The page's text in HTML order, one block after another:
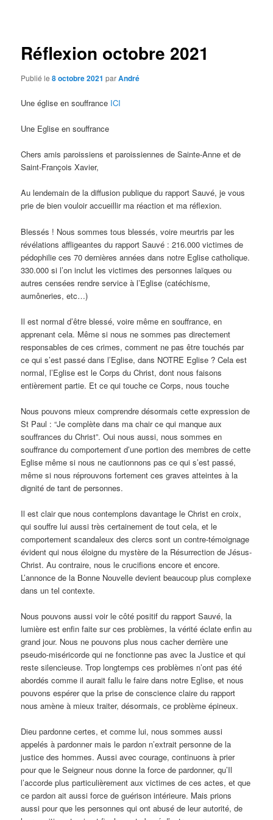
Réflexion octobre 2021
Publié le8 octobre 2021 parAndré
Une église en souffrance ICI
Une Eglise en souffrance
Chers amis paroissiens et paroissiennes de Sainte-Anne et de
Saint-François Xavier,
Au lendemain de la diffusion publique du rapport Sauvé, je vous
prie de bien vouloir accueillir ma réaction et ma réflexion.
Blessés ! Nous sommes tous blessés, voire meurtris par les
révélations affligeantes du rapport Sauvé : 216.000 victimes de
pédophilie ces 70 dernières années dans notre Eglise catholique.
330.000 si l’on inclut les victimes des personnes laïques ou
autres censées rendre service à l’Eglise (catéchisme,
aumôneries, etc…)
Il est normal d’être blessé, voire même en souffrance, en
apprenant cela. Même si nous ne sommes pas directement
responsables de ces crimes, comment ne pas être touchés par
ce qui s’est passé dans l’Eglise, dans NOTRE Eglise ? Cela est
normal, l’Eglise est le Corps du Christ, dont nous faisons
entièrement partie. Et ce qui touche ce Corps, nous touche
Nous pouvons mieux comprendre désormais cette expression de
St Paul : “Je complète dans ma chair ce qui manque aux
souffrances du Christ”. Oui nous aussi, nous sommes en
souffrance du comportement d’une portion des membres de cette
Eglise même si nous ne cautionnons pas ce qui s’est passé,
même si nous réprouvons fortement ces graves atteintes à la
dignité de tant de personnes.
Il est clair que nous contemplons davantage le Christ en croix,
qui souffre lui aussi très certainement de tout cela, et le
comportement scandaleux des clercs sont un contre-témoignage
évident qui nous éloigne du mystère de la Résurrection de Jésus-
Christ. Au contraire, nous le crucifions encore et encore.
L’annonce de la Bonne Nouvelle devient beaucoup plus complexe
dans un tel contexte.
Nous pouvons aussi voir le côté positif du rapport Sauvé, la
lumière est enfin faite sur ces problèmes, la vérité éclate enfin au
grand jour. Nous ne pouvons plus nous cacher derrière une
pseudo-miséricorde qui ne fonctionne pas avec la Justice et qui
reste silencieuse. Trop longtemps ces problèmes n’ont pas été
abordés comme il aurait fallu le faire dans notre Eglise, et nous
pouvons espérer que la prise de conscience claire du rapport
nous amène à mieux traiter, désormais, ce problème épineux.
Dieu pardonne certes, et comme lui, nous sommes aussi
appelés à pardonner mais le pardon n’extrait personne de la
justice des hommes. Aussi avec courage, continuons à prier
pour que le Seigneur nous donne la force de pardonner, qu’Il
l’accorde plus particulièrement aux victimes de ces actes, et que
ce pardon ait aussi force de guérison intérieure. Mais prions
aussi pour que les personnes qui ont abusé de leur autorité, de